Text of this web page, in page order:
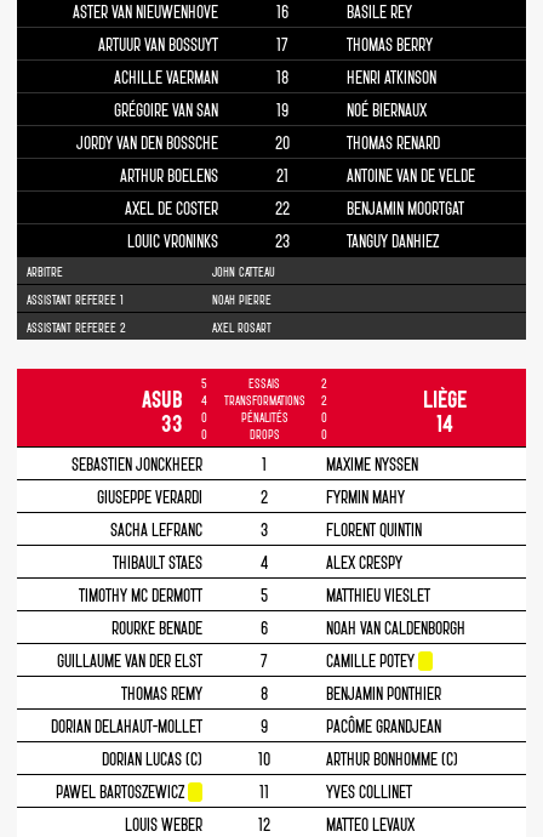
ASTER VAN NIEUWENHOVE
16
BASILE REY
ARTUUR VAN BOSSUYT
17
THOMAS BERRY
ACHILLE VAERMAN
18
HENRI ATKINSON
GRÉGOIRE VAN SAN
19
NOÉ BIERNAUX
JORDY VAN DEN BOSSCHE
20
THOMAS RENARD
ARTHUR BOELENS
21
ANTOINE VAN DE VELDE
AXEL DE COSTER
22
BENJAMIN MOORTGAT
LOUIC VRONINKS
23 TANGUY DANHIEZ
ARBITRE
JOHN CATTEAU
ASSISTANT REFEREE 1
NOAH PIERRE
ASSISTANT REFEREE 2
AXEL ROSART
ASUB
33
5 ESSAIS 2
LIÈGE
14
4 TRANSFORMATIONS
2
0
PÉNALITÉS
0
0
DROPS 0
SEBASTIEN JONCKHEER 1
MAXIME NYSSEN
GIUSEPPE VERARDI
2
FYRMIN MAHY
SACHA LEFRANC
3
FLORENT QUINTIN
THIBAULT STAES
4
ALEX CRESPY
TIMOTHY MC DERMOTT
5
MATTHIEU VIESLET
ROURKE BENADE
6
NOAH VAN CALDENBORGH
GUILLAUME VAN DER ELST
7
CAMILLE POTEY
THOMAS REMY
8
BENJAMIN PONTHIER
DORIAN DELAHAUT-MOLLET
9
PACÔME GRANDJEAN
DORIAN LUCAS (C)
10
ARTHUR BONHOMME (C)
PAWEL BARTOSZEWICZ
11
YVES COLLINET
LOUIS WEBER
12
MATTEO LEVAUX